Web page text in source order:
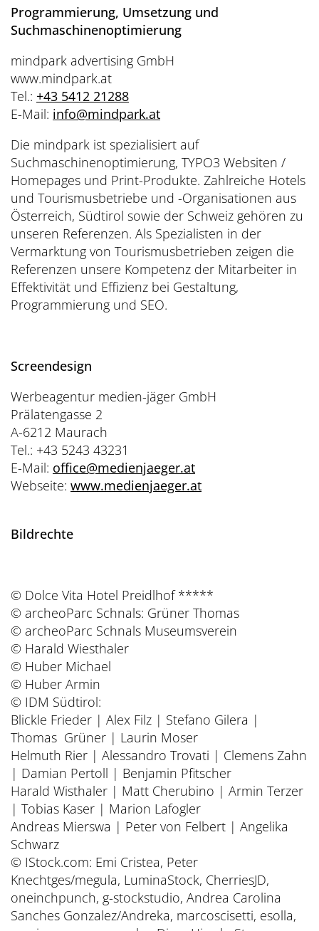
Programmierung, Umsetzung und
Suchmaschinenoptimierung
mindpark advertising GmbH
www.mindpark.at
Tel.: +43 5412 21288
E-Mail: info@mindpark.at
Die mindpark ist spezialisiert auf
Suchmaschinenoptimierung, TYPO3 Websiten /
Homepages und Print-Produkte. Zahlreiche Hotels
und Tourismusbetriebe und -Organisationen aus
Österreich, Südtirol sowie der Schweiz gehören zu
unseren Referenzen. Als Spezialisten in der
Vermarktung von Tourismusbetrieben zeigen die
Referenzen unsere Kompetenz der Mitarbeiter in
Effektivität und Effizienz bei Gestaltung,
Programmierung und SEO.
Screendesign
Werbeagentur medien-jäger GmbH
Prälatengasse 2
A-6212 Maurach
Tel.: +43 5243 43231
E-Mail: office@medienjaeger.at
Webseite: www.medienjaeger.at
Bildrechte
© Dolce Vita Hotel Preidlhof *****
© archeoParc Schnals: Grüner Thomas
© archeoParc Schnals Museumsverein
© Harald Wiesthaler
© Huber Michael
© Huber Armin
© IDM Südtirol:
Blickle Frieder | Alex Filz | Stefano Gilera |
Thomas Grüner | Laurin Moser
Helmuth Rier | Alessandro Trovati | Clemens Zahn
| Damian Pertoll | Benjamin Pfitscher
Harald Wisthaler | Matt Cherubino | Armin Terzer
| Tobias Kaser | Marion Lafogler
Andreas Mierswa | Peter von Felbert | Angelika
Schwarz
© IStock.com: Emi Cristea, Peter
Knechtges/megula, LuminaStock, CherriesJD,
oneinchpunch, g-stockstudio, Andrea Carolina
Sanches Gonzalez/Andreka, marcoscisetti, esolla,